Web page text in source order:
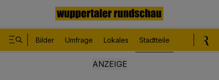
Bilder Umfrage Lokales Stadtteile